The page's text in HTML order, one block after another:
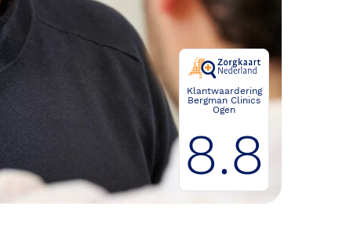
Klantwaardering
Bergman Clinics
Ogen
8.8